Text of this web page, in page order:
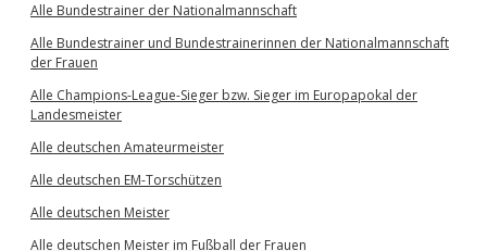
Alle Bundestrainer der Nationalmannschaft
Alle Bundestrainer und Bundestrainerinnen der Nationalmannschaft
der Frauen
Alle Champions-League-Sieger bzw. Sieger im Europapokal der
Landesmeister
Alle deutschen Amateurmeister
Alle deutschen EM-Torschützen
Alle deutschen Meister
Alle deutschen Meister im Fußball der Frauen